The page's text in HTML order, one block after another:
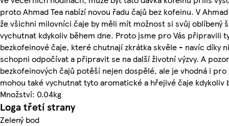
proto Ahmad Tea nabízí novou řadu čajů bez kofeinu. V
že všichni milovníci čaje by měli mít možnost si svůj oblíbený
vychutnat kdykoliv během dne. Proto jsme pro Vás připravili
bezkofeinové čaje, které chutnají zkrátka skvěle - navíc díky
schopni odpočívat a připravit se na další životní výzvy. A
bezkofeinových čajů potěší nejen dospělé, ale je vhodná i
mohou také vychutnat tyto aromatické a hřejivé čaje kdykoliv
Množství: 0.04kg
Loga třetí strany
Zelený bod